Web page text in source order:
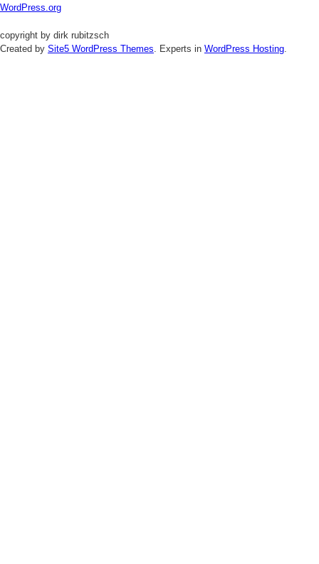
WordPress.org
copyright by dirk rubitzsch
Created by Site5 WordPress Themes . Experts in WordPress Hosting